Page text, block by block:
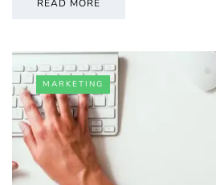
READ MORE
MARKETING